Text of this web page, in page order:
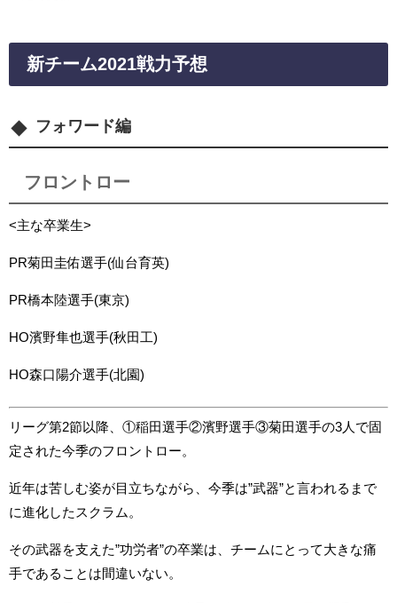
新チーム2021戦力予想
フォワード編
フロントロー
<主な卒業生>
PR菊田圭佑選手(仙台育英)
PR橋本陸選手(東京)
HO濱野隼也選手(秋田工)
HO森口陽介選手(北園)
リーグ第2節以降、①稲田選手②濱野選手③菊田選手の3人で固
定された今季のフロントロー。
近年は苦しむ姿が目立ちながら、今季は”武器”と言われるまで
に進化したスクラム。
その武器を支えた”功労者”の卒業は、チームにとって大きな痛
手であることは間違いない。